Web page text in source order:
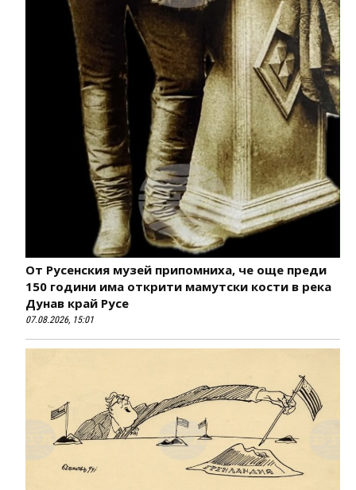
От Русенския музей припомниха, че още преди
150 години има открити мамутски кости в река
Дунав край Русе
07.08.2026, 15:01